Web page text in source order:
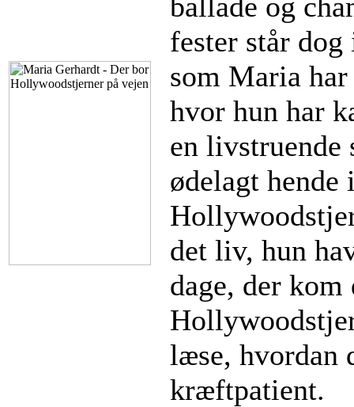
fester står
som Maria har
hvor hun har
en livstruende
ødelagt
det liv, hun
dage, der
læse, hvordan
kræftpatient.